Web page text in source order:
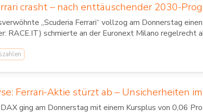
crasht – nach enttäuschender 2030-
„Scuderia Ferrari“ vollzog am Donnerstag
RACE.IT) schmierte an der Euronext Milano regelrecht
Ferrari-Aktie stürzt ab – Unsicherheiten
ging am Donnerstag mit einem Kursplus von 0,06